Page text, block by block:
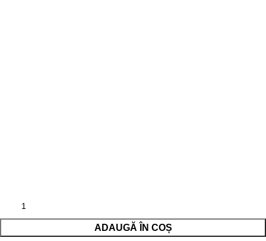
ADAUGĂ ÎN COȘ